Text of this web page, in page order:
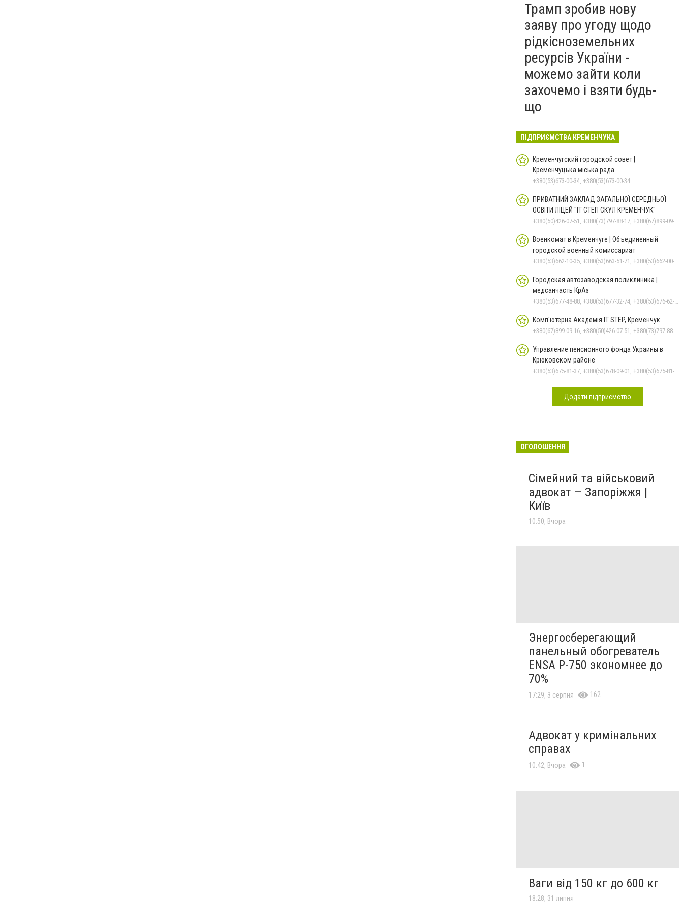
Трамп зробив нову
заяву про угоду щодо
рідкісноземельних
ресурсів України -
можемо зайти коли
захочемо і взяти будь-
що
ПІДПРИЄМСТВА КРЕМЕНЧУКА
Кременчугский городской совет |
Кременчуцька міська рада
+380(53)673-00-34, +380(53)673-00-34
ПРИВАТНИЙ ЗАКЛАД ЗАГАЛЬНОЇ СЕРЕДНЬОЇ
ОСВІТИ ЛІЦЕЙ "ІТ СТЕП СКУЛ КРЕМЕНЧУК"
+380(50)426-07-51, +380(73)797-88-17, +380(67)899-09-16
Военкомат в Кременчуге | Объединенный
городской военный комиссариат
+380(53)662-10-35, +380(53)663-51-71, +380(53)662-00-54
Городская автозаводская поликлиника |
медсанчасть КрАз
+380(53)677-48-88, +380(53)677-32-74, +380(53)676-62-99, +380536766187
Комп'ютерна Академія IT STEP, Кременчук
+380(67)899-09-16, +380(50)426-07-51, +380(73)797-88-17
Управление пенсионного фонда Украины в
Крюковском районе
+380(53)675-81-37, +380(53)678-09-01, +380(53)675-81-32, +380(53)675-81-40, +380(53)675-81-33, +380(53)675-81-38, +380(53)675-81-31, +380(53)678-08-87
Додати підприємство
ОГОЛОШЕННЯ
Сімейний та військовий
адвокат — Запоріжжя |
Київ
10:50, Вчора
Энергосберегающий
панельный обогреватель
ENSA Р-750 экономнее до
70%
17:29, 3 серпня 162
Адвокат у кримінальних
справах
10:42, Вчора 1
Ваги від 150 кг до 600 кг
18:28, 31 липня